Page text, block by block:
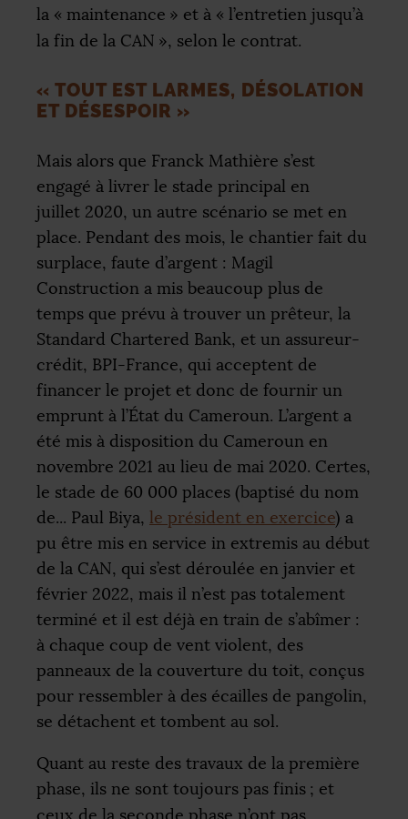
la « maintenance » et à « l’entretien jusqu’à
la fin de la CAN », selon le contrat.
« TOUT EST LARMES, DÉSOLATION
ET DÉSESPOIR »
Mais alors que Franck Mathière s’est
engagé à livrer le stade principal en
juillet 2020, un autre scénario se met en
place. Pendant des mois, le chantier fait du
surplace, faute d’argent : Magil
Construction a mis beaucoup plus de
temps que prévu à trouver un prêteur, la
Standard Chartered Bank, et un assureur-
crédit, BPI-France, qui acceptent de
financer le projet et donc de fournir un
emprunt à l’État du Cameroun. L’argent a
été mis à disposition du Cameroun en
novembre 2021 au lieu de mai 2020. Certes,
le stade de 60 000 places (baptisé du nom
de... Paul Biya, le président en exercice) a
pu être mis en service in extremis au début
de la CAN, qui s’est déroulée en janvier et
février 2022, mais il n’est pas totalement
terminé et il est déjà en train de s’abîmer :
à chaque coup de vent violent, des
panneaux de la couverture du toit, conçus
pour ressembler à des écailles de pangolin,
se détachent et tombent au sol.
Quant au reste des travaux de la première
phase, ils ne sont toujours pas finis ; et
ceux de la seconde phase n’ont pas